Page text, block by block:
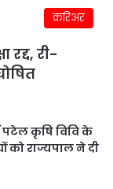
करिअर
रद्द, री-
कृषि विवि के
को राज्यपाल ने दी